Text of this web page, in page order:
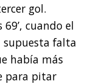
gol.
cuando el
falta
había más
para pitar